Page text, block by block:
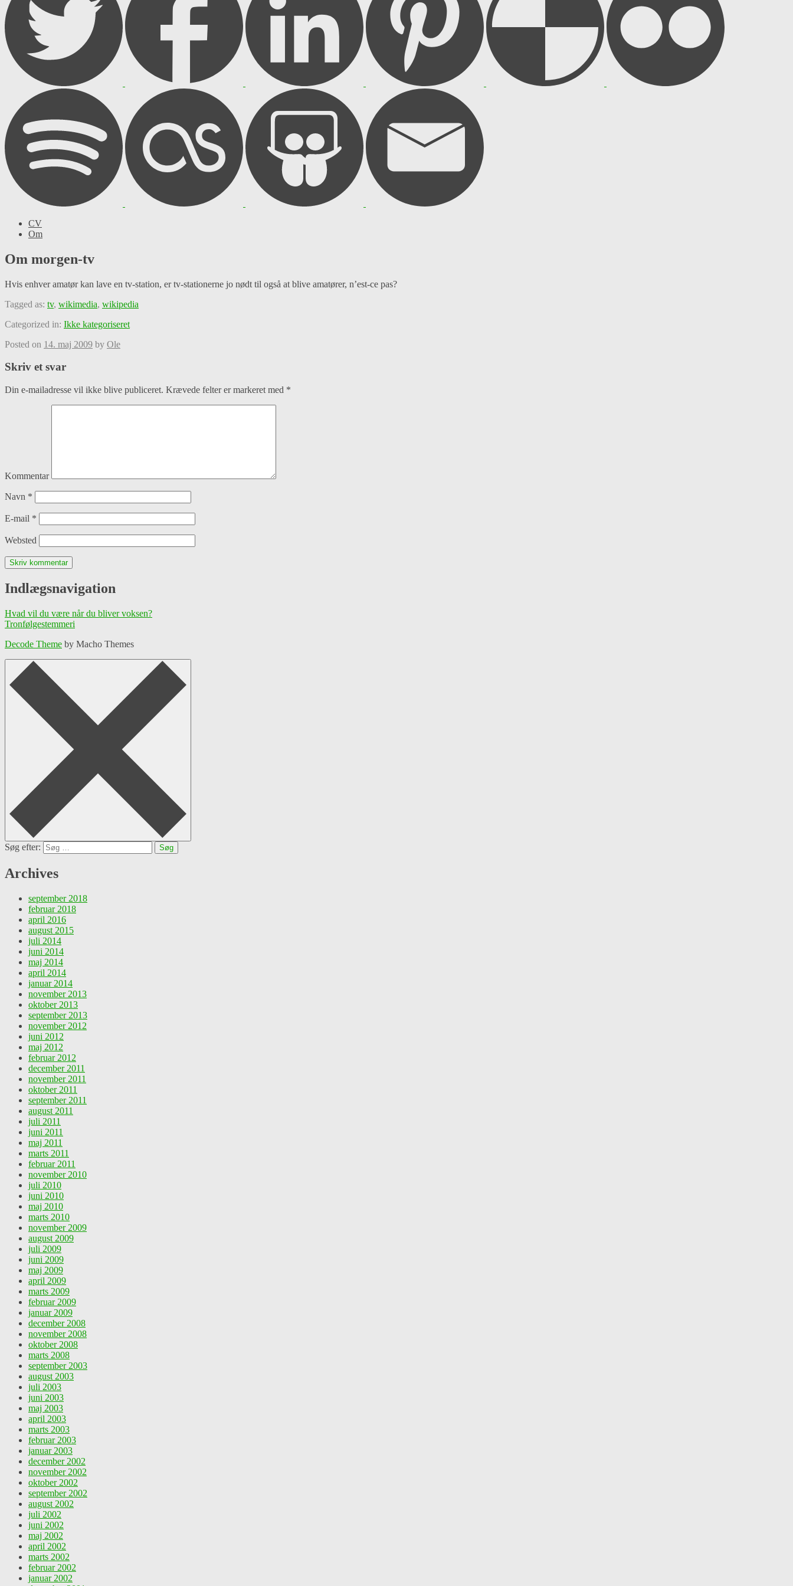
CV
Om
Om morgen-tv
Hvis enhver amatør kan lave en tv-station, er tv-stationerne jo nødt til også at blive amatører, n’est-ce pas?
Tagged as: tv, wikimedia, wikipedia
Categorized in: Ikke kategoriseret
Posted on 14. maj 2009 by Ole
Skriv et svar
Din e-mailadresse vil ikke blive publiceret. Krævede felter er markeret med *
Kommentar
Navn *
E-mail *
Websted
Indlægsnavigation
Hvad vil du være når du bliver voksen?
Tronfølgestemmeri
Decode Theme by Macho Themes
Søg efter:
Archives
september 2018
februar 2018
april 2016
august 2015
juli 2014
juni 2014
maj 2014
april 2014
januar 2014
november 2013
oktober 2013
september 2013
november 2012
juni 2012
maj 2012
februar 2012
december 2011
november 2011
oktober 2011
september 2011
august 2011
juli 2011
juni 2011
maj 2011
marts 2011
februar 2011
november 2010
juli 2010
juni 2010
maj 2010
marts 2010
november 2009
august 2009
juli 2009
juni 2009
maj 2009
april 2009
marts 2009
februar 2009
januar 2009
december 2008
november 2008
oktober 2008
marts 2008
september 2003
august 2003
juli 2003
juni 2003
maj 2003
april 2003
marts 2003
februar 2003
januar 2003
december 2002
november 2002
oktober 2002
september 2002
august 2002
juli 2002
juni 2002
maj 2002
april 2002
marts 2002
februar 2002
januar 2002